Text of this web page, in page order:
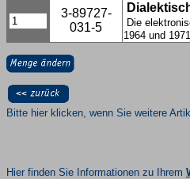
3-89727-
031-5
Die
1964 und 1971
Bitte hier klicken, wenn Sie weitere
Hier finden Sie Informationen zu Ihrem